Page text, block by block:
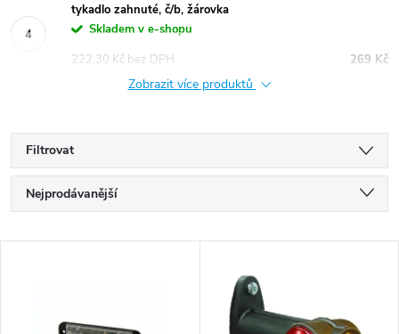
tykadlo zahnuté, č/b, žárovka
Skladem v e-shopu
269 Kč
222,30 Kč bez DPH
Zobrazit více produktů
Filtrovat
Ř
a
Nejprodávanější